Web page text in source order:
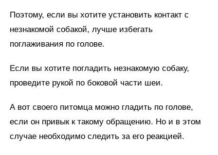
Поэтому, если вы хотите установить контакт с
незнакомой собакой, лучше избегать
поглаживания по голове.
Если вы хотите погладить незнакомую собаку,
проведите рукой по боковой части шеи.
А вот своего питомца можно гладить по голове,
если он привык к такому обращению. Но и в этом
случае необходимо следить за его реакцией.